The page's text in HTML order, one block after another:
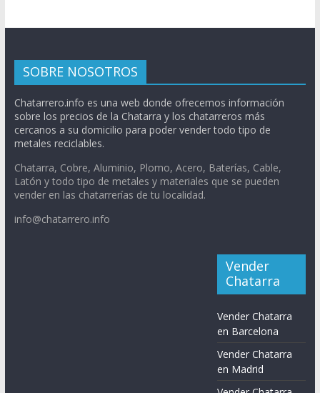
SOBRE NOSOTROS
Chatarrero.info es una web donde ofrecemos información
sobre los precios de la Chatarra y los chatarreros más
cercanos a su domicilio para poder vender todo tipo de
metales reciclables.
Chatarra, Cobre, Aluminio, Plomo, Acero, Baterías, Cable,
Latón y todo tipo de metales y materiales que se pueden
vender en las chatarrerías de tu localidad.
info@chatarrero.info
Vender
Chatarra
Vender Chatarra
en Barcelona
Vender Chatarra
en Madrid